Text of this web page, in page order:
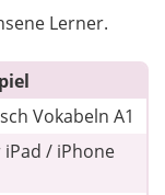
Lerner.
Vokabeln A1
/ iPhone